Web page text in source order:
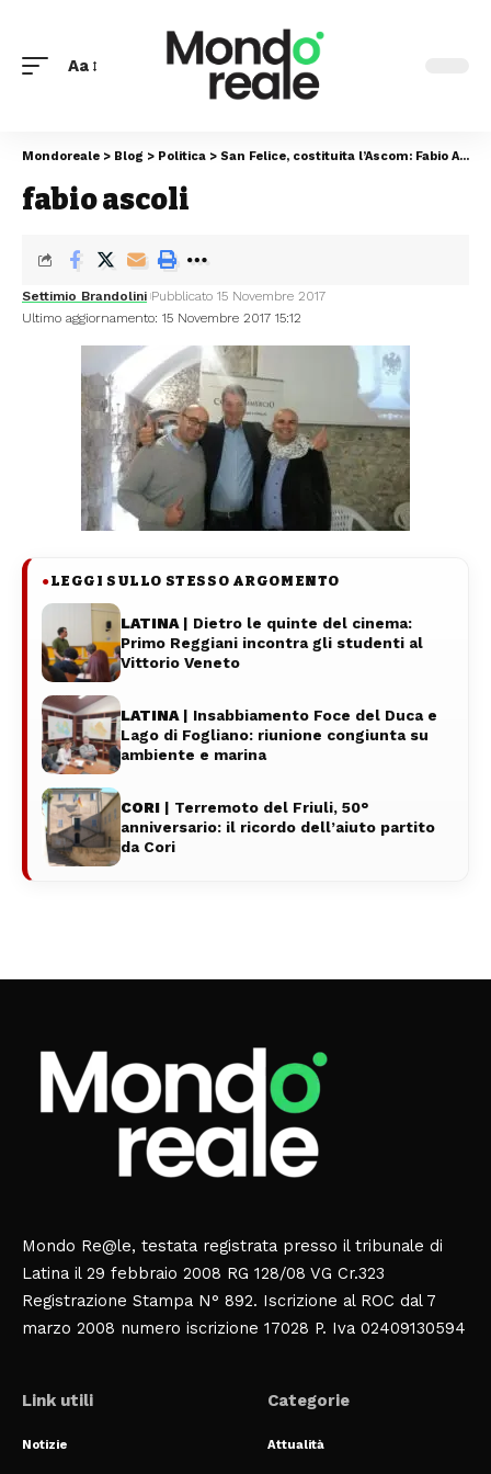
Aa
Mondoreale > Blog > Politica > San Felice, costituita l’Ascom: Fabio Ascoli eletto presidente
fabio ascoli
Ultimo aggiornamento: 15 Novembre 2017 15:12
Settimio Brandolini Pubblicato 15 Novembre 2017
●LEGGI SULLO STESSO ARGOMENTO
LATINA | Dietro le quinte del cinema:
Primo Reggiani incontra gli studenti al
Vittorio Veneto
LATINA | Insabbiamento Foce del Duca e
Lago di Fogliano: riunione congiunta su
ambiente e marina
CORI | Terremoto del Friuli, 50°
anniversario: il ricordo dell’aiuto partito
da Cori
Mondo Re@le, testata registrata presso il tribunale di
Latina il 29 febbraio 2008 RG 128/08 VG Cr.323
Registrazione Stampa N° 892. Iscrizione al ROC dal 7
marzo 2008 numero iscrizione 17028 P. Iva 02409130594
Link utili
Notizie
Categorie
Attualità